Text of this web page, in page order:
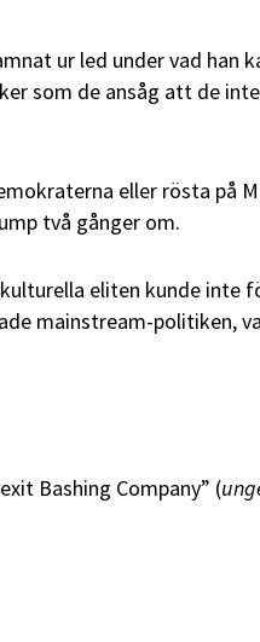
ur led under vad han
som de ansåg att de inte
eller rösta på
två gånger om.
eliten kunde inte
mainstream-politiken,
Bashing Company” (